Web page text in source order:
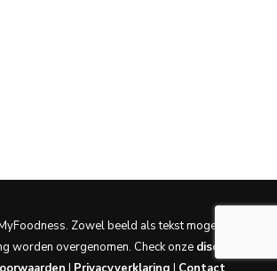
Zowel beeld als tekst mogen nooit
worden overgenomen. Check onze disclaimer